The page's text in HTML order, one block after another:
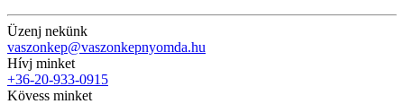
Üzenj nekünk
vaszonkep@vaszonkepnyomda.hu
Hívj minket
+36-20-933-0915
Kövess minket